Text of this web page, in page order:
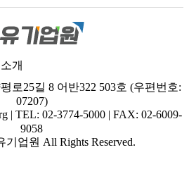
소개
로25길 8 어반322 503호 (우편번호:
07207)
| TEL: 02-3774-5000 | FAX: 02-6009-
9058
업원 All Rights Reserved.